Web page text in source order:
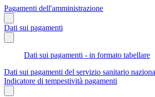
Pagamenti dell'amministrazione
Dati sui pagamenti
Dati sui pagamenti - in formato tabellare
Dati sui pagamenti del servizio sanitario
Indicatore di tempestività pagamenti